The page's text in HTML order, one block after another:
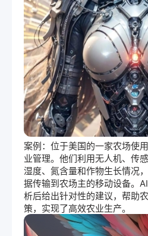
案例：位于美国的一家农场使
业管理。他们利用无人机、传
湿度、氮含量和作物生长情况
据传输到农场主的移动设备。
析后给出针对性的建议，帮助
策，实现了高效农业生产。